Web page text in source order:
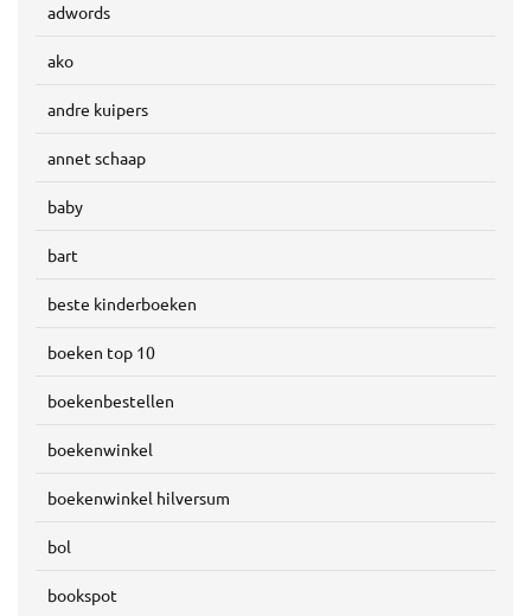
adwords
ako
andre kuipers
annet schaap
baby
bart
beste kinderboeken
boeken top 10
boekenbestellen
boekenwinkel
boekenwinkel hilversum
bol
bookspot